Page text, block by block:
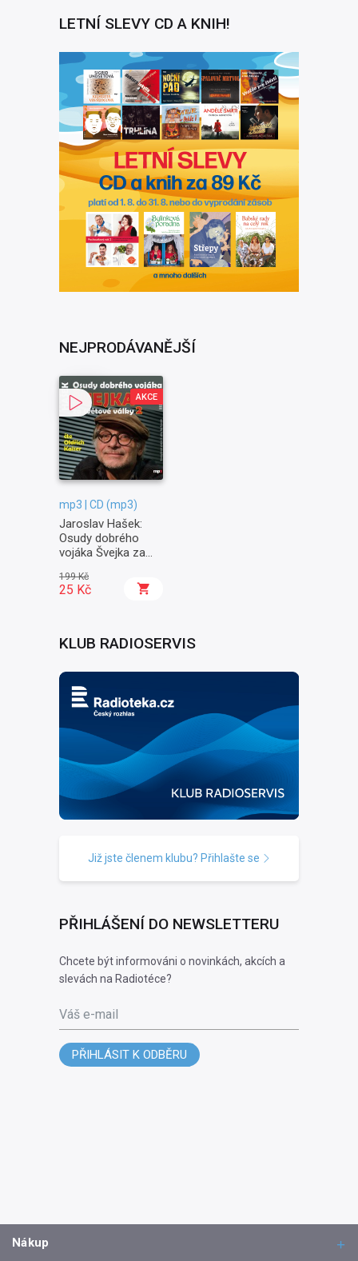
LETNÍ SLEVY CD A KNIH!
NEJPRODÁVANĚJŠÍ
AKCE
mp3 | CD (mp3)
Jaroslav Hašek:
Osudy dobrého
vojáka Švejka za
Na frontě
199 Kč
25 Kč
KLUB RADIOSERVIS
Již jste členem klubu? Přihlašte se
PŘIHLÁŠENÍ DO NEWSLETTERU
Chcete být informováni o novinkách, akcích a
slevách na Radiotéce?
Váš e-mail
PŘIHLÁSIT K ODBĚRU
Nákup